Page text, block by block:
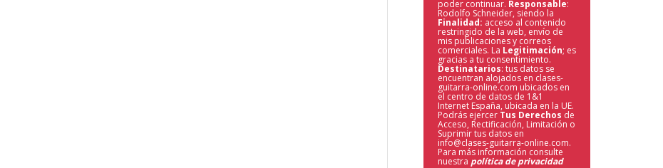
poder continuar. Responsable:
Rodolfo Schneider, siendo la
Finalidad: acceso al contenido
restringido de la web, envío de
mis publicaciones y correos
comerciales. La Legitimación; es
gracias a tu consentimiento.
Destinatarios: tus datos se
encuentran alojados en clases-
guitarra-online.com ubicados en
el centro de datos de 1&1
Internet España, ubicada en la UE.
Podrás ejercer Tus Derechos de
Acceso, Rectificación, Limitación o
Suprimir tus datos en
info@clases-guitarra-online.com.
Para más información consulte
nuestra política de privacidad